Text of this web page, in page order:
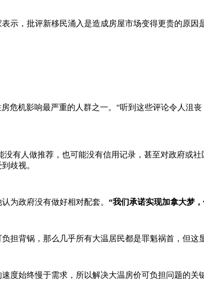
示，批评新移民涌入是造成房屋市场变得更贵的原
危机影响最严重的人群之一。“听到这些评论令人沮
有人做推荐，也可能没有信用记录，甚至对政府或
歧视。
为政府没有做好相对配套。 “我们承诺实现加拿大梦
担背锅，那么几乎所有大温居民都是罪魁祸首，但这
始终慢于需求，所以解决大温房价可负担问题的关